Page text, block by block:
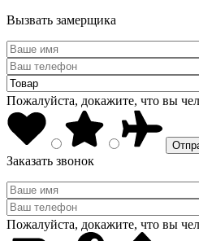
Вызвать замерщика
Пожалуйста, докажите, что вы
Заказать звонок
Пожалуйста, докажите, что вы